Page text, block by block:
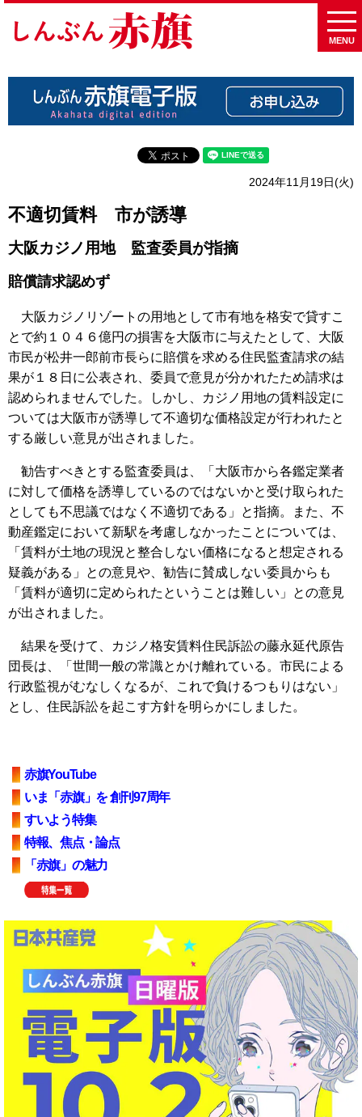
MENU
2024年11月19日(火)
不適切賃料 市が誘導
大阪カジノ用地 監査委員が指摘
賠償請求認めず
大阪カジノリゾートの用地として市有地を格安で貸すこ
とで約１０４６億円の損害を大阪市に与えたとして、大阪
市民が松井一郎前市長らに賠償を求める住民監査請求の結
果が１８日に公表され、委員で意見が分かれたため請求は
認められませんでした。しかし、カジノ用地の賃料設定に
ついては大阪市が誘導して不適切な価格設定が行われたと
する厳しい意見が出されました。
勧告すべきとする監査委員は、「大阪市から各鑑定業者
に対して価格を誘導しているのではないかと受け取られた
としても不思議ではなく不適切である」と指摘。また、不
動産鑑定において新駅を考慮しなかったことについては、
「賃料が土地の現況と整合しない価格になると想定される
疑義がある」との意見や、勧告に賛成しない委員からも
「賃料が適切に定められたということは難しい」との意見
が出されました。
結果を受けて、カジノ格安賃料住民訴訟の藤永延代原告
団長は、「世間一般の常識とかけ離れている。市民による
行政監視がむなしくなるが、これで負けるつもりはない」
とし、住民訴訟を起こす方針を明らかにしました。
赤旗YouTube
いま「赤旗」を 創刊97周年
すいよう特集
特報、焦点・論点
「赤旗」の魅力